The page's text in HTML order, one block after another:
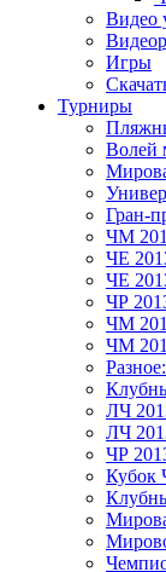
Видео
Игры
Турниры
Волей
Гран-
ЧМ
ЧЕ
ЧЕ
ЧР
ЧМ
ЧМ
ЛЧ
ЛЧ
ЧР
Кубок